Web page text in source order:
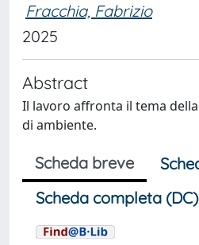
Fracchia, Fabrizio
2025
Abstract
Il lavoro affronta il tema
di ambiente.
Scheda breve
Scheda completa (DC)